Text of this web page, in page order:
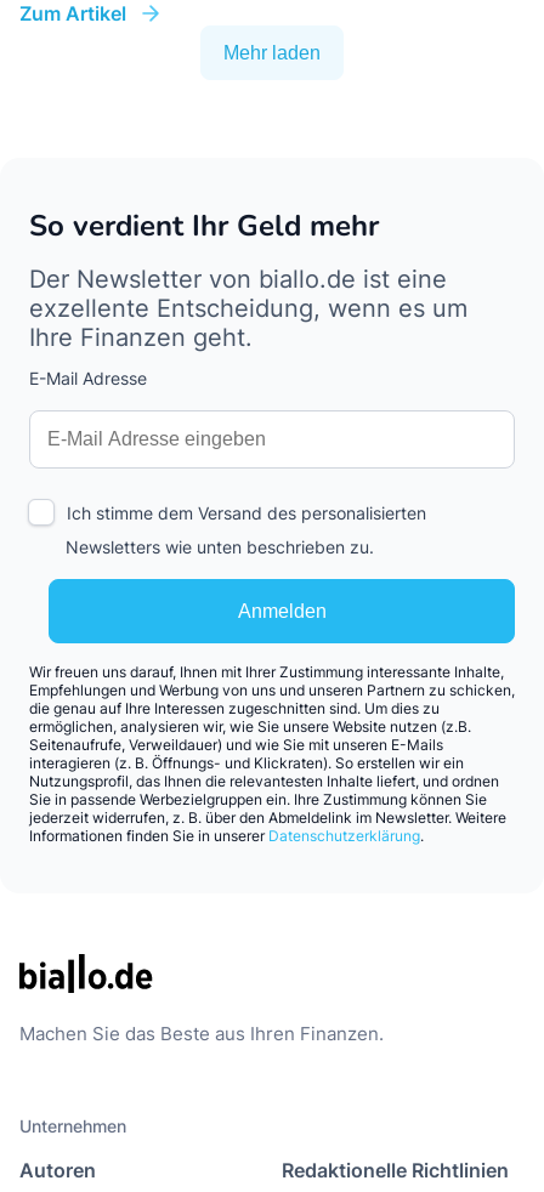
Zum Artikel
Mehr laden
So verdient Ihr Geld mehr
Der Newsletter von biallo.de ist eine
exzellente Entscheidung, wenn es um
Ihre Finanzen geht.
E-Mail Adresse
Interests
Amount
Anmelden
Ich stimme dem Versand des personalisierten
Newsletters wie unten beschrieben zu.
Wir freuen uns darauf, Ihnen mit Ihrer Zustimmung interessante Inhalte,
Empfehlungen und Werbung von uns und unseren Partnern zu schicken,
die genau auf Ihre Interessen zugeschnitten sind. Um dies zu
ermöglichen, analysieren wir, wie Sie unsere Website nutzen (z.B.
Seitenaufrufe, Verweildauer) und wie Sie mit unseren E-Mails
interagieren (z. B. Öffnungs- und Klickraten). So erstellen wir ein
Nutzungsprofil, das Ihnen die relevantesten Inhalte liefert, und ordnen
Sie in passende Werbezielgruppen ein. Ihre Zustimmung können Sie
jederzeit widerrufen, z. B. über den Abmeldelink im Newsletter. Weitere
Informationen finden Sie in unserer Datenschutzerklärung.
Machen Sie das Beste aus Ihren Finanzen.
Unternehmen
Autoren Redaktionelle Richtlinien